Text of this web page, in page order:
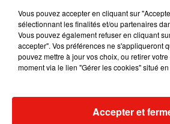
Grand Corps
en road-trip dans
Vous pouvez accepter en cliquant sur
sélectionnant les finalités et/ou partenaires
Vous pouvez également refuser en cliquant
accepter". Vos préférences ne s'appliqueront
pouvez mettre à jour vos choix, ou retirer
moment via le lien "Gérer les cookies" situé
Accepter et